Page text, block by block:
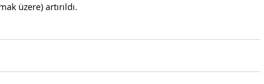
üzere) artırıldı.